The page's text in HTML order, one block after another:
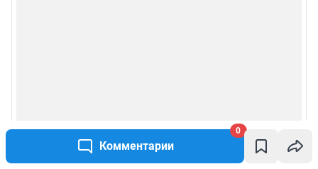
Комментарии
0